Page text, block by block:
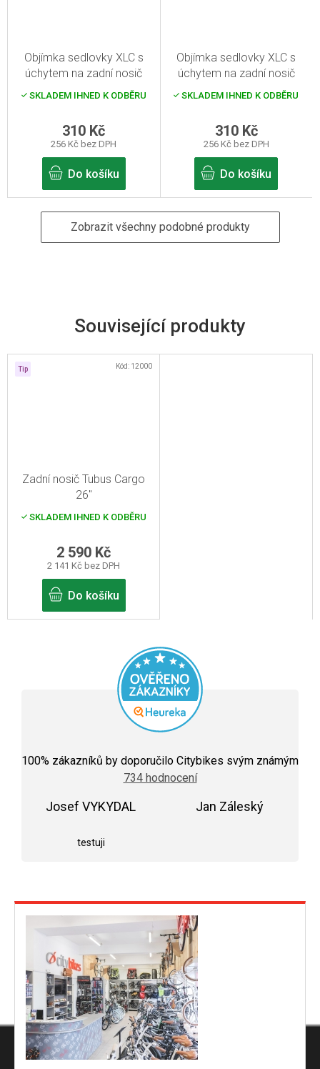
Související produkty
Tip
Zadní nosič Tubus Cargo
26"
SKLADEM IHNED K ODBĚRU
2 141 Kč bez DPH
2 590 Kč
Do košíku
Kód: 12000
Objímka sedlovky XLC s
úchytem na zadní nosič
28,6 mm
SKLADEM IHNED K ODBĚRU
256 Kč bez DPH
310 Kč
Do košíku
Objímka sedlovky XLC s
úchytem na zadní nosič
31,8 mm
SKLADEM IHNED K ODBĚRU
256 Kč bez DPH
310 Kč
Do košíku
Zobrazit všechny podobné produkty
hodnocení
obchodu
je
100% zákazníků by doporučilo Citybikes svým známým
734 hodnocení
Josef VYKYDAL
testuji
Jan Záleský